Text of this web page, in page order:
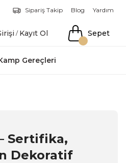
Sipariş Takip Blog Yardım
/ Kayıt Ol Sepet
Gereçleri
Sertifika,
Dekoratif